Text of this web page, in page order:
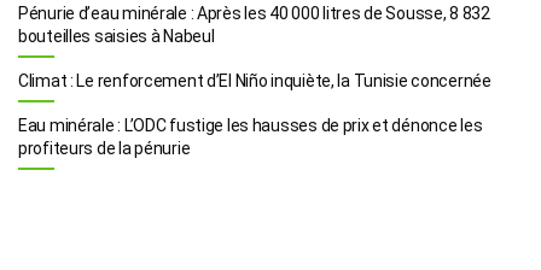
Pénurie d’eau minérale : Après les 40 000 litres de Sousse, 8 832
bouteilles saisies à Nabeul
Climat : Le renforcement d’El Niño inquiète, la Tunisie concernée
Eau minérale : L’ODC fustige les hausses de prix et dénonce les
profiteurs de la pénurie